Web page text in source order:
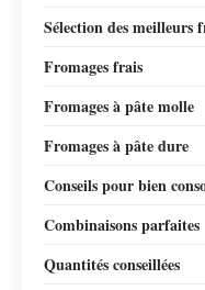
Sélection des meilleurs
Fromages frais
Fromages à pâte molle
Fromages à pâte dure
Conseils pour bien
Combinaisons parfaites
Quantités conseillées